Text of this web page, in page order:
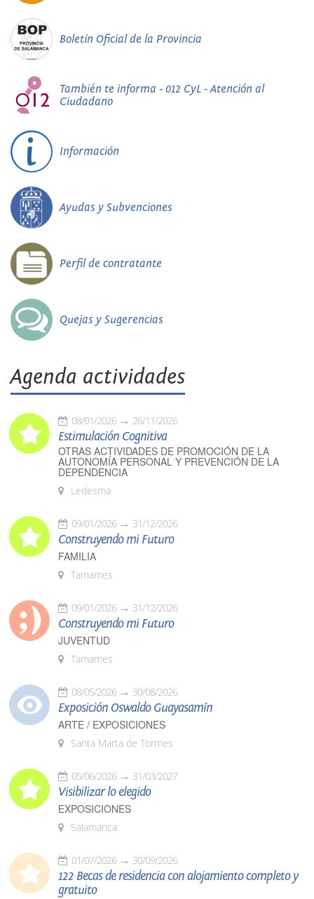
Boletín Oficial de la Provincia
También te informa - 012 CyL - Atención al
Ciudadano
Información
Ayudas y Subvenciones
Perfil de contratante
Quejas y Sugerencias
Agenda actividades
08/01/2026 26/11/2026
Estimulación Cognitiva
OTRAS ACTIVIDADES DE PROMOCIÓN DE LA
AUTONOMÍA PERSONAL Y PREVENCIÓN DE LA
DEPENDENCIA
Ledesma
09/01/2026 31/12/2026
Construyendo mi Futuro
FAMILIA
Tamames
09/01/2026 31/12/2026
Construyendo mi Futuro
JUVENTUD
Tamames
08/05/2026 30/08/2026
Exposición Oswaldo Guayasamín
ARTE / EXPOSICIONES
Santa Marta de Tormes
05/06/2026 31/03/2027
Visibilizar lo elegido
EXPOSICIONES
Salamanca
01/07/2026 30/09/2026
122 Becas de residencia con alojamiento completo y
gratuito